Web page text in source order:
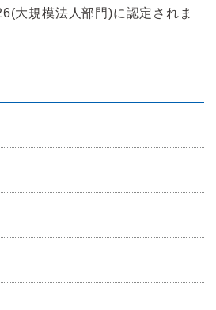
大規模法人部門)に認定されま